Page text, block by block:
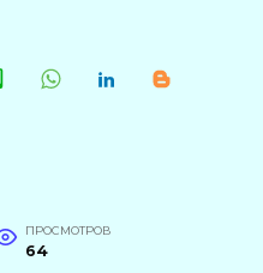
ПРОСМОТРОВ
64